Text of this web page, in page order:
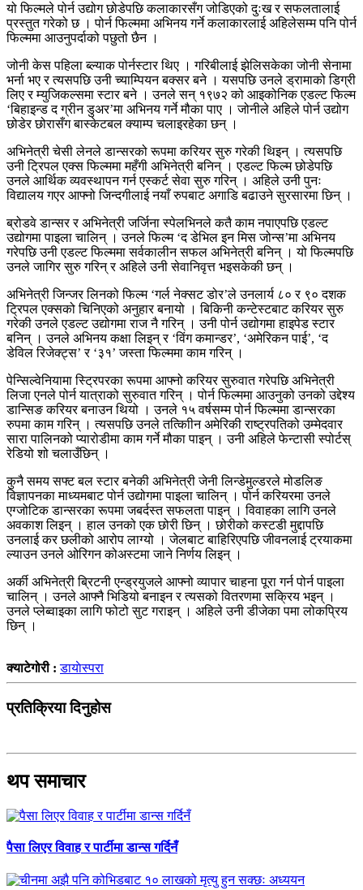
यो फिल्मले पोर्न उद्योग छोडेपछि कलाकारसँग जोडिएको दुःख र सफलतालाई
प्रस्तुत गरेको छ । पोर्न फिल्ममा अभिनय गर्ने कलाकारलाई अहिलेसम्म पनि पोर्न
फिल्ममा आउनुपर्दाको पछुतो छैन ।
जोनी केस पहिला ब्ल्याक पोर्नस्टार थिए । गरिबीलाई झेलिसकेका जोनी सेनामा
भर्ना भए र त्यसपछि उनी च्याम्पियन बक्सर बने । यसपछि उनले ड्रामाको डिग्री
लिए र म्युजिकल्समा स्टार बने । उनले सन् १९७२ को आइकोनिक एडल्ट फिल्म
‘बिहाइन्ड द ग्रीन डुअर’मा अभिनय गर्ने मौका पाए । जोनीले अहिले पोर्न उद्योग
छोडेर छोरासँग बास्केटबल क्याम्प चलाइरहेका छन् ।
अभिनेत्री चेसी लेनले डान्सरको रूपमा करियर सुरु गरेकी थिइन् । त्यसपछि
उनी ट्रिपल एक्स फिल्ममा महँगी अभिनेत्री बनिन् । एडल्ट फिल्म छोडेपछि
उनले आर्थिक व्यवस्थापन गर्न एस्कर्ट सेवा सुरु गरिन् । अहिले उनी पुनः
विद्यालय गएर आफ्नो जिन्दगीलाई नयाँ रुपबाट अगाडि बढाउने सुरसारमा छिन् ।
ब्रोडवे डान्सर र अभिनेत्री जर्जिना स्पेलभिनले कतै काम नपाएपछि एडल्ट
उद्योगमा पाइला चालिन् । उनले फिल्म ‘द डेभिल इन मिस जोन्स’मा अभिनय
गरेपछि उनी एडल्ट फिल्ममा सर्वकालीन सफल अभिनेत्री बनिन् । यो फिल्मपछि
उनले जागिर सुरु गरिन् र अहिले उनी सेवानिवृत्त भइसकेकी छन् ।
अभिनेत्री जिन्जर लिनको फिल्म ‘गर्ल नेक्सट डोर’ले उनलार्य ८० र ९० दशक
ट्रिपल एक्सको चिनिएको अनुहार बनायो । बिकिनी कन्टेस्टबाट करियर सुरु
गरेकी उनले एडल्ट उद्योगमा राज नै गरिन् । उनी पोर्न उद्योगमा हाइपेड स्टार
बनिन् । उनले अभिनय कक्षा लिइन् र ‘विंग कमान्डर’, ‘अमेरिकन पाई’, ‘द
डेविल रिजेक्ट्स’ र ‘३१’ जस्ता फिल्ममा काम गरिन् ।
पेन्सिल्वेनियामा स्ट्रिपरका रूपमा आफ्नो करियर सुरुवात गरेपछि अभिनेत्री
लिजा एनले पोर्न यात्राको सुरुवात गरिन् । पोर्न फिल्ममा आउनुको उनको उद्देश्य
डान्सिङ करियर बनाउन थियो । उनले १५ वर्षसम्म पोर्न फिल्ममा डान्सरका
रुपमा काम गरिन् । त्यसपछि उनले तत्काीिन अमेरिकी राष्ट्रपतिको उम्मेदवार
सारा पालिनको प्यारोडीमा काम गर्ने मौका पाइन् । उनी अहिले फेन्टासी स्पोर्टस्
रेडियो शो चलाउँछिन् ।
कुनै समय सफ्ट बल स्टार बनेकी अभिनेत्री जेनी लिन्डेमुल्डरले मोडलिङ
विज्ञापनका माध्यमबाट पोर्न उद्योगमा पाइला चालिन् । पोर्न करियरमा उनले
एग्जोटिक डान्सरका रूपमा जबर्दस्त सफलता पाइन् । विवाहका लागि उनले
अवकाश लिइन् । हाल उनको एक छोरी छिन् । छोरीको कस्टडी मुद्दापछि
उनलाई कर छलीको आरोप लाग्यो । जेलबाट बाहिरिएपछि जीवनलाई ट्रयाकमा
ल्याउन उनले ओरिगन कोअस्टमा जाने निर्णय लिइन् ।
अर्की अभिनेत्री ब्रिटनी एन्ड्रयुजले आफ्नो व्यापार चाहना पूरा गर्न पोर्न पाइला
चालिन् । उनले आफ्नै भिडियो बनाइन र त्यसको वितरणमा सक्रिय भइन् ।
उनले प्लेब्वाइका लागि फोटो सुट गराइन् । अहिले उनी डीजेका पमा लोकप्रिय
छिन् ।
क्याटेगोरी :डायाेस्परा
प्रतिक्रिया दिनुहोस
थप समाचार
पैसा लिएर विवाह र पार्टीमा डान्स गर्दिनँ